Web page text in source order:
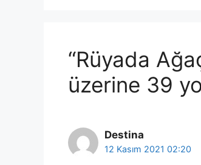
“Rüyada
üzerine 39
Destina
12 Kasım 2021 02:20